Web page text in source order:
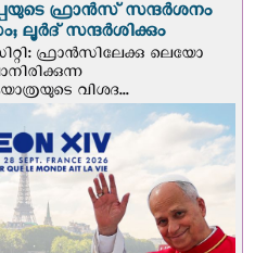
ഫ്രാന്‍സ് സന്ദര്‍ശനം
ലൂര്‍ദ് സന്ദര്‍ശിക്കും
ഫ്രാൻസിലേക്കു ലെയോ
വിശദ...